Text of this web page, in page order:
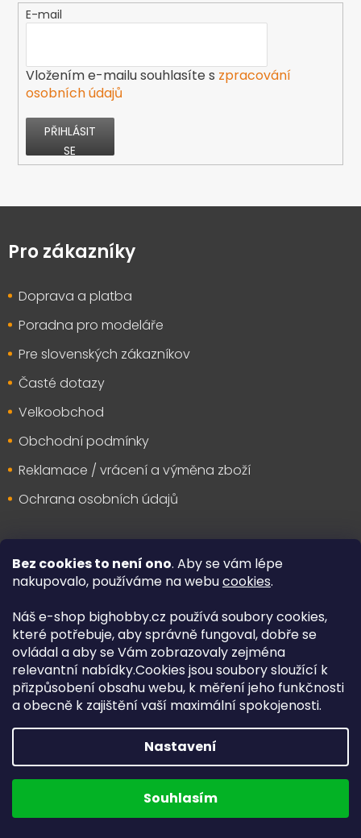
Bez cookies to není ono. Aby se vám lépe
nakupovalo, používáme na webucookies.
Náš e-shop bighobby.cz používá soubory cookies,
které potřebuje, aby správně fungoval, dobře se
ovládal a aby se Vám zobrazovaly zejména
relevantní nabídky.Cookies jsou soubory sloužící k
přizpůsobení obsahu webu, k měření jeho funkčnosti
a obecně k zajištění vaší maximální spokojenosti.
Nastavení
Souhlasím
E-mail
Vložením e-mailu souhlasíte s zpracování
osobních údajů
PŘIHLÁSIT
SE
Z
pPro zákazníky
Doprava a platba
Poradna pro modeláře
Pre slovenských zákazníkov
Časté dotazy
Velkoobchod
Obchodní podmínky
Reklamace / vrácení a výměna zboží
Ochrana osobních údajů
O nás
O nás
Recenze obchodu
Záruční a pozáruční servis
Osobní odběr v Lanškrouně
Kontakty
Kontakt